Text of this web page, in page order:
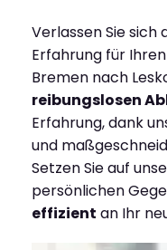
Verlassen Sie sich
Erfahrung für
Bremen nach
reibungslosen
Erfahrung, dank
und
Setzen Sie auf
persönlichen
effizient an Ihr